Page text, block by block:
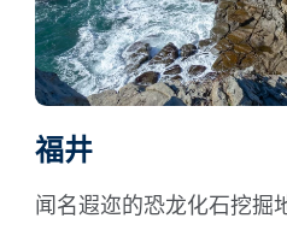
福井
闻名遐迩的恐龙化石挖掘